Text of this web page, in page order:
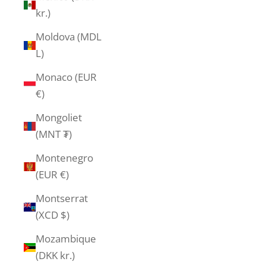
kr.)
Moldova (MDL
L)
Monaco (EUR
€)
Mongoliet
(MNT ₮)
Montenegro
(EUR €)
Montserrat
(XCD $)
Mozambique
(DKK kr.)